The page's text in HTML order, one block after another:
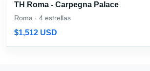
TH Roma - Carpegna Palace
Roma · 4 estrellas
$1,512 USD